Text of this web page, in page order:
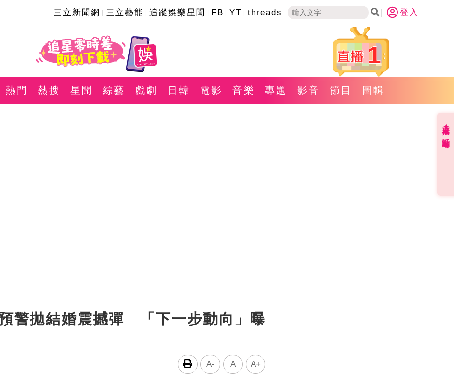
三立新聞網 三立藝能 追蹤娛樂星聞 FB YT threads 登入
1
熱門 熱搜 星聞 綜藝 戲劇 日韓 電影 音樂 專題 影音 節目 圖輯
警拋結婚震撼彈 「下一步動向」曝
A- A A+
直播✦活動